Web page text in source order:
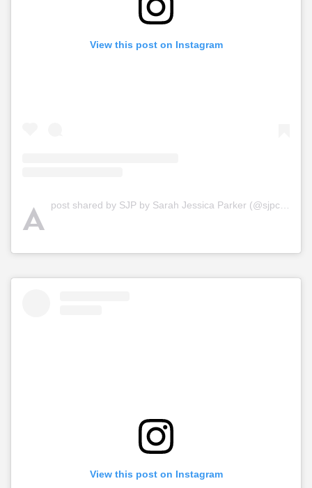
View this post on Instagram
A post shared by SJP by Sarah Jessica Parker (@sjpcollection)
View this post on Instagram